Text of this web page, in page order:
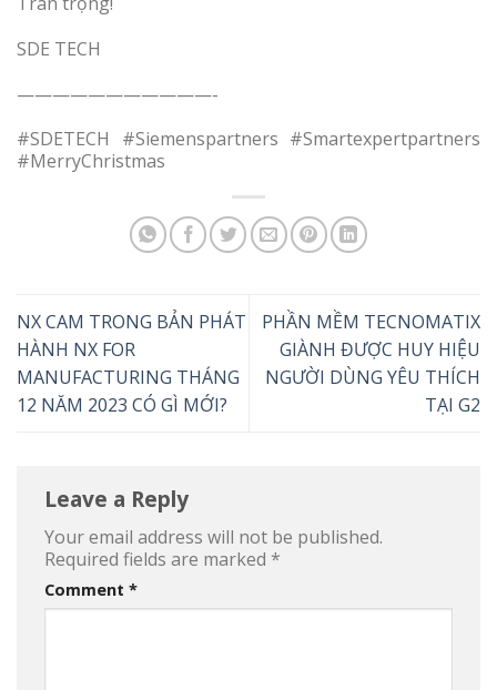
SDE TECH
———————————-
#SDETECH #Siemenspartners #Smartexpertpartners
#MerryChristmas
NX CAM TRONG BẢN PHÁT
HÀNH NX FOR
MANUFACTURING THÁNG
12 NĂM 2023 CÓ GÌ MỚI?
PHẦN MỀM TECNOMATIX
GIÀNH ĐƯỢC HUY HIỆU
NGƯỜI DÙNG YÊU THÍCH
TẠI G2
Leave a Reply
Your email address will not be published.
Required fields are marked *
Comment *